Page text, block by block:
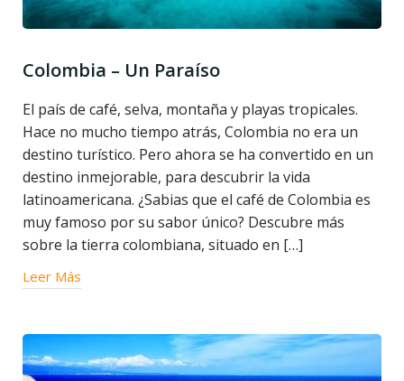
Colombia – Un Paraíso
El país de café, selva, montaña y playas tropicales.
Hace no mucho tiempo atrás, Colombia no era un
destino turístico. Pero ahora se ha convertido en un
destino inmejorable, para descubrir la vida
latinoamericana. ¿Sabias que el café de Colombia es
muy famoso por su sabor único? Descubre más
sobre la tierra colombiana, situado en […]
Leer Más